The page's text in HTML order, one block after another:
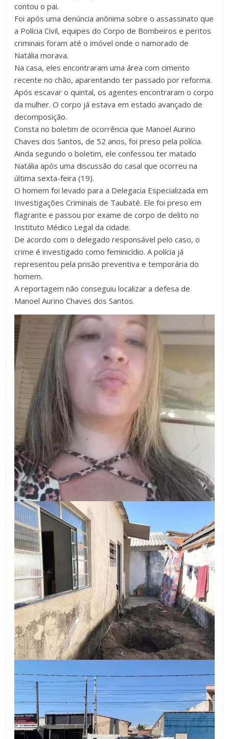
contou o pai.
Foi após uma denúncia anônima sobre o assassinato que
a Polícia Civil, equipes do Corpo de Bombeiros e peritos
criminais foram até o imóvel onde o namorado de
Natália morava.
Na casa, eles encontraram uma área com cimento
recente no chão, aparentando ter passado por reforma.
Após escavar o quintal, os agentes encontraram o corpo
da mulher. O corpo já estava em estado avançado de
decomposição.
Consta no boletim de ocorrência que Manoel Aurino
Chaves dos Santos, de 52 anos, foi preso pela polícia.
Ainda segundo o boletim, ele confessou ter matado
Natália após uma discussão do casal que ocorreu na
última sexta-feira (19).
O homem foi levado para a Delegacia Especializada em
Investigações Criminais de Taubaté. Ele foi preso em
flagrante e passou por exame de corpo de delito no
Instituto Médico Legal da cidade.
De acordo com o delegado responsável pelo caso, o
crime é investigado como feminicídio. A polícia já
representou pela prisão preventiva e temporária do
homem.
A reportagem não conseguiu localizar a defesa de
Manoel Aurino Chaves dos Santos.